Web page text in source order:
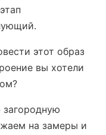
этот образ
вы хотели
на замеры и